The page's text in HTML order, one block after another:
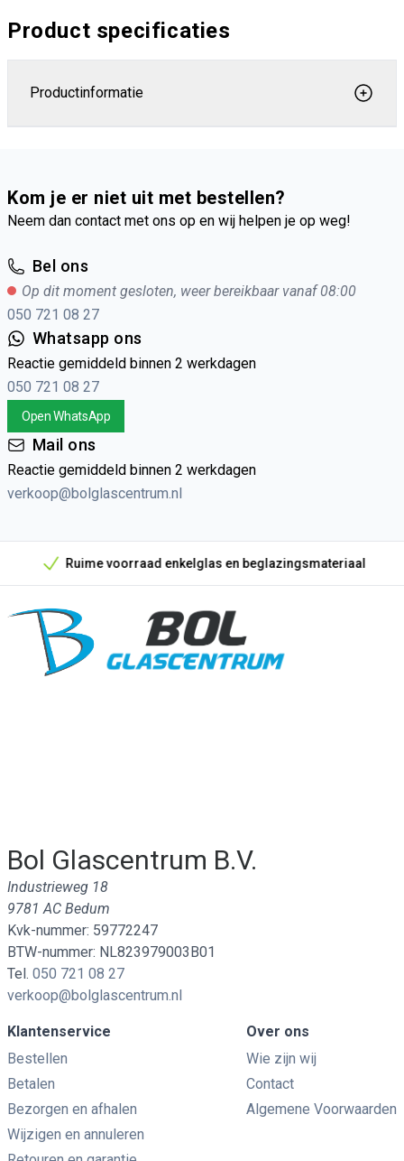
Product specificaties
Productinformatie
Kom je er niet uit met bestellen?
Neem dan contact met ons op en wij helpen je op weg!
Bel ons
Op dit moment gesloten, weer bereikbaar vanaf 08:00
050 721 08 27
Whatsapp ons
Reactie gemiddeld binnen 2 werkdagen
050 721 08 27
Open WhatsApp
Mail ons
Reactie gemiddeld binnen 2 werkdagen
verkoop@bolglascentrum.nl
Onze unieke verkoopargumenten
Ruime voorraad enkelglas en beglazingsmateriaal
Bol Glascentrum B.V.
Industrieweg 18
9781 AC Bedum
Kvk-nummer: 59772247
BTW-nummer: NL823979003B01
Tel. 050 721 08 27
verkoop@bolglascentrum.nl
Klantenservice
Bestellen
Betalen
Bezorgen en afhalen
Wijzigen en annuleren
Over ons
Wie zijn wij
Contact
Algemene Voorwaarden